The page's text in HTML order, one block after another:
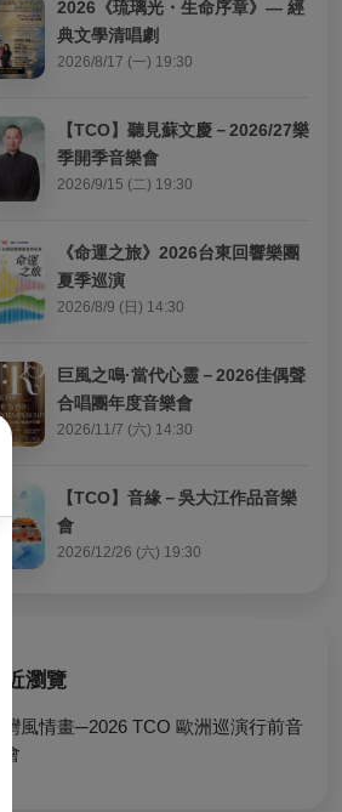
2026《琉璃光・生命序章》— 經
典文學清唱劇
2026/8/17 (一) 19:30
【TCO】聽見蘇文慶－2026/27樂
季開季音樂會
2026/9/15 (二) 19:30
《命運之旅》2026台東回響樂團
夏季巡演
2026/8/9 (日) 14:30
巨風之鳴·當代心靈－2026佳偶聲
合唱團年度音樂會
2026/11/7 (六) 14:30
【TCO】音緣－吳大江作品音樂
會
2026/12/26 (六) 19:30
近瀏覽
灣風情畫─2026 TCO 歐洲巡演行前音
會